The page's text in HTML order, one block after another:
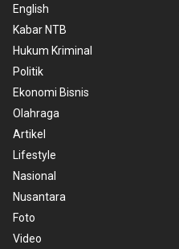
English
Kabar NTB
Hukum Kriminal
Politik
Ekonomi Bisnis
Olahraga
Artikel
Lifestyle
Nasional
Nusantara
Foto
Video